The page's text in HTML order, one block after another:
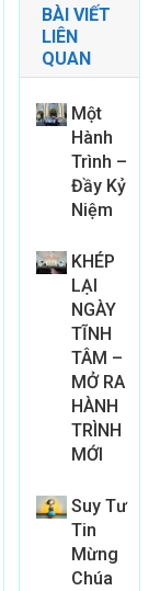
BÀI VIẾT
LIÊN
QUAN
Một
Hành
Trình –
Đầy Kỷ
Niệm
KHÉP
LẠI
NGÀY
TĨNH
TÂM –
MỞ RA
HÀNH
TRÌNH
MỚI
Suy Tư
Tin
Mừng
Chúa